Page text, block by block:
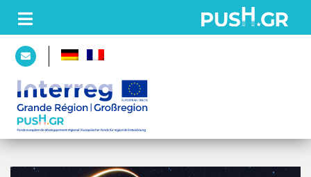
STARTSEITE
PROJEKT
Partner
Plattform